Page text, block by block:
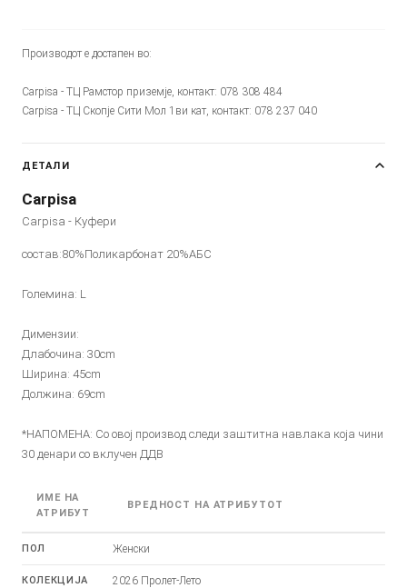
Производот е достапен во:
Carpisa - ТЦ Рамстор приземје, контакт: 078 308 484
Carpisa - ТЦ Скопје Сити Мол 1ви кат, контакт: 078 237 040
ДЕТАЛИ
Carpisa
Carpisa - Куфери
состав:80%Поликарбонат 20%АБС
Големина: L
Димензии:
Длабочина: 30cm
Ширина: 45cm
Должина: 69cm
*НАПОМЕНА: Со овој производ следи заштитна навлака која чини
30 денари со вклучен ДДВ
ИМЕ НА
АТРИБУТ
ВРЕДНОСТ НА АТРИБУТОТ
ПОЛ Женски
КОЛЕКЦИЈА 2026 Пролет-Лето